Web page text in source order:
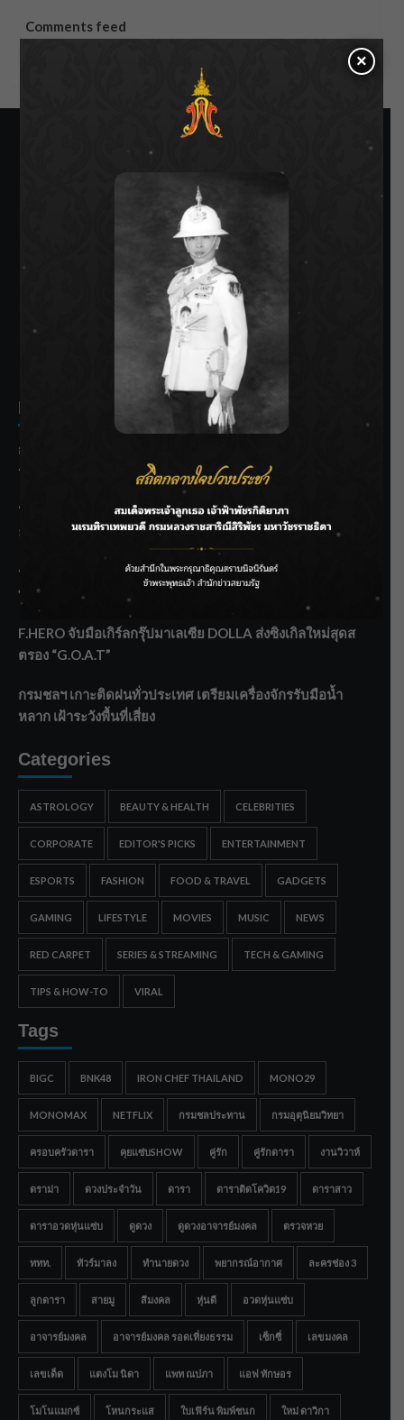
Comments feed
SIAMRATH VARIETY
THE BEST ENTERTAINMENT
Recent Posts
กรมชลฯ รับฟังประชาชน ติดตามแก้ปัญหาโครงการประตู
ระบายน้ำศรีสองรักฯ
‘แมน การิน’ แชร์ความเชื่อชวนคิด! “อยากกินอะไรหลังจาก
ลาโลกนี้ ให้ใส่บาตรสิ่งนั้นไว้ตอนยังมีชีวิต”
ราชเลขานุการในพระองค์ฯ ติดตามโครงการหุบกะพง–ห้วย
ทรายใต้ เสริมความมั่นคงน้ำเพชรบุรี
F.HERO จับมือเกิร์ลกรุ๊ปมาเลเซีย DOLLA ส่งซิงเกิลใหม่สุดส
ตรอง “G.O.A.T”
กรมชลฯ เกาะติดฝนทั่วประเทศ เตรียมเครื่องจักรรับมือน้ำ
หลาก เฝ้าระวังพื้นที่เสี่ยง
Categories
ASTROLOGY BEAUTY & HEALTH CELEBRITIES
CORPORATE EDITOR'S PICKS ENTERTAINMENT
ESPORTS FASHION FOOD & TRAVEL GADGETS
GAMING LIFESTYLE MOVIES MUSIC NEWS
RED CARPET SERIES & STREAMING TECH & GAMING
TIPS & HOW-TO VIRAL
Tags
BIGC BNK48 IRON CHEF THAILAND MONO29
MONOMAX NETFLIX กรมชลประทาน กรมอุตุนิยมวิทยา
ครอบครัวดารา คุยแซ่บSHOW คู่รัก คู่รักดารา งานวิวาห์
ดราม่า ดวงประจำวัน ดารา ดาราติดโควิด19 ดาราสาว
ดาราอวดหุ่นแซ่บ ดูดวง ดูดวงอาจารย์มงคล ตรวจหวย
ททท. ทัวร์มาลง ทำนายดวง พยากรณ์อากาศ ละครช่อง 3
ลูกดารา สายมู สีมงคล หุ่นดี อวดหุ่นแซ่บ
อาจารย์มงคล อาจารย์มงคล รอดเที่ยงธรรม เซ็กซี่ เลขมงคล
เลขเด็ด แตงโม นิดา แพท ณปภา แอฟ ทักษอร
โมโนแมกซ์ โหนกระแส ใบเฟิร์น พิมพ์ชนก ใหม่ ดาวิกา
×